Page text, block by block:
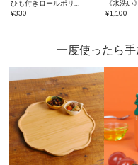
¥330
¥1,100
一度使ったら